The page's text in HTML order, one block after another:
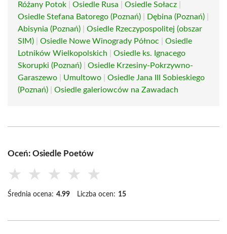
Różany Potok
Osiedle Rusa Osiedle Sołacz
Osiedle Stefana Batorego (Poznań)
Dębina (Poznań)
Abisynia (Poznań)
Osiedle Rzeczypospolitej (obszar
SIM)
Osiedle Nowe Winogrady Północ
Osiedle
Lotników Wielkopolskich
Osiedle ks. Ignacego
Skorupki (Poznań)
Osiedle Krzesiny-Pokrzywno-
Garaszewo
Umultowo
Osiedle Jana III Sobieskiego
(Poznań)
Osiedle galeriowców na Zawadach
Oceń: Osiedle Poetów
★ ★ ★ ★ ★
Średnia ocena: 4.99 Liczba ocen: 15